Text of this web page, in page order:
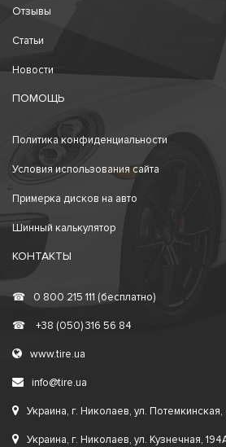
Отзывы
Статьи
Новости
ПОМОЩЬ
Политика конфиденциальности
Условия использования сайта
Примерка дисков на авто
Шинный калькулятор
КОНТАКТЫ
☎ 0 800 215 111 (бесплатно)
☎ +38 (050) 316 56 84
www.tire.ua
info@tire.ua
Украина, г. Николаев, ул. Потемкинская,
Украина, г. Николаев, ул. Кузнечная,